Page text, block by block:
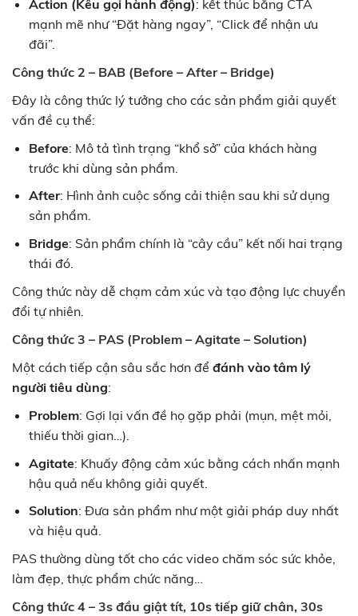
Action (Kêu gọi hành động): kết thúc bằng CTA
mạnh mẽ như “Đặt hàng ngay”, “Click để nhận ưu
đãi”.
Công thức 2 – BAB (Before – After – Bridge)
Đây là công thức lý tưởng cho các sản phẩm giải quyết
vấn đề cụ thể:
Before: Mô tả tình trạng “khổ sở” của khách hàng
trước khi dùng sản phẩm.
After: Hình ảnh cuộc sống cải thiện sau khi sử dụng
sản phẩm.
Bridge: Sản phẩm chính là “cây cầu” kết nối hai trạng
thái đó.
Công thức này dễ chạm cảm xúc và tạo động lực chuyển
đổi tự nhiên.
Công thức 3 – PAS (Problem – Agitate – Solution)
Một cách tiếp cận sâu sắc hơn để đánh vào tâm lý
người tiêu dùng:
Problem: Gợi lại vấn đề họ gặp phải (mụn, mệt mỏi,
thiếu thời gian…).
Agitate: Khuấy động cảm xúc bằng cách nhấn mạnh
hậu quả nếu không giải quyết.
Solution: Đưa sản phẩm như một giải pháp duy nhất
và hiệu quả.
PAS thường dùng tốt cho các video chăm sóc sức khỏe,
làm đẹp, thực phẩm chức năng…
Công thức 4 – 3s đầu giật tít, 10s tiếp giữ chân, 30s